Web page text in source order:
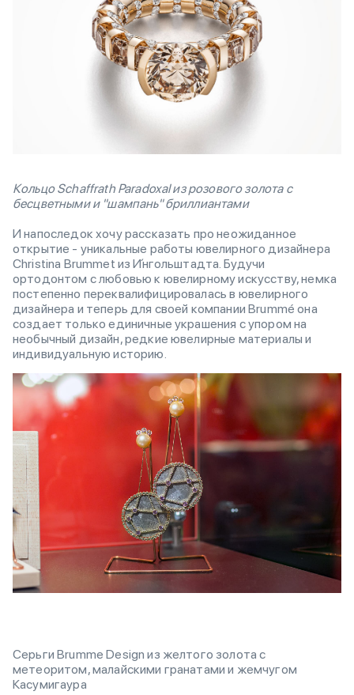
Кольцо Schaffrath Paradoxal из розового золота с
бесцветными и "шампань" бриллиантами
И напоследок хочу рассказать про неожиданное
открытие - уникальные работы ювелирного дизайнера
Christina Brummet из И́нгольштадта. Будучи
ортодонтом с любовью к ювелирному искусству, немка
постепенно переквалифицировалась в ювелирного
дизайнера и теперь для своей компании Brummé она
создает только единичные украшения с упором на
необычный дизайн, редкие ювелирные материалы и
индивидуальную историю.
Серьги Brumme Design из желтого золота с
метеоритом, малайскими гранатами и жемчугом
Касумигаура